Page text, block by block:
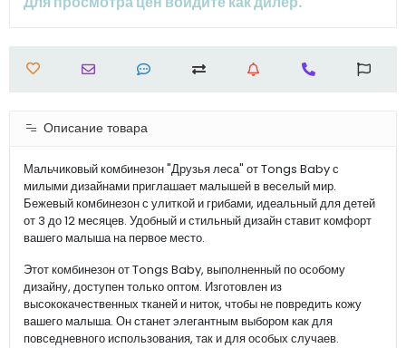
Описание товара
Мальчиковый комбинезон "Друзья леса" от Tongs Baby с
милыми дизайнами приглашает малышей в веселый мир.
Бежевый комбинезон с улиткой и грибами, идеальный для детей
от 3 до 12 месяцев. Удобный и стильный дизайн ставит комфорт
вашего малыша на первое место.
Этот комбинезон от Tongs Baby, выполненный по особому
дизайну, доступен только оптом. Изготовлен из
высококачественных тканей и ниток, чтобы не повредить кожу
вашего малыша. Он станет элегантным выбором как для
повседневного использования, так и для особых случаев.